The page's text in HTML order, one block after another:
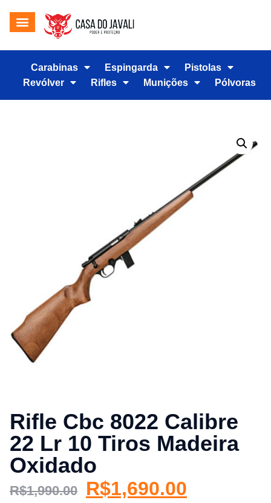
Carabinas Espingarda
Pistolas
Revólver
Rifles Munições Pólvoras
Rifle Cbc 8022 Calibre
22 Lr 10 Tiros Madeira
Oxidado
R$1,990.00 R$1,690.00